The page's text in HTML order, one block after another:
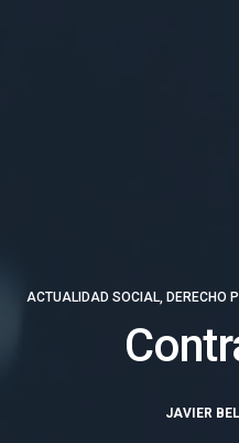
ACTUALIDAD SOCIAL, DERECHO
JAVIER